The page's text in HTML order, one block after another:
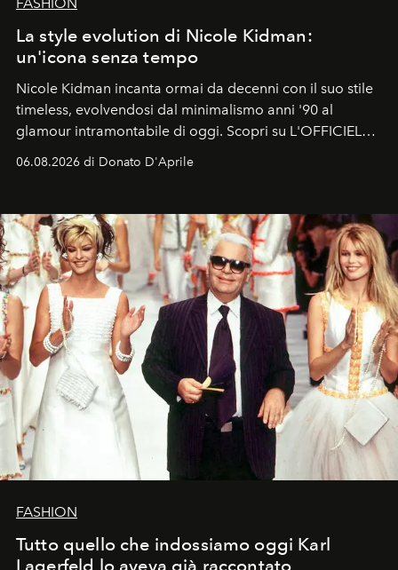
La style evolution di Nicole Kidman:
un'icona senza tempo
Nicole Kidman incanta ormai da decenni con il suo stile
timeless, evolvendosi dal minimalismo anni '90 al
glamour intramontabile di oggi. Scopri su L'OFFICIEL
Italia la sua style evolution.
06.08.2026 di Donato D'Aprile
FASHION
Tutto quello che indossiamo oggi Karl
Lagerfeld lo aveva già raccontato